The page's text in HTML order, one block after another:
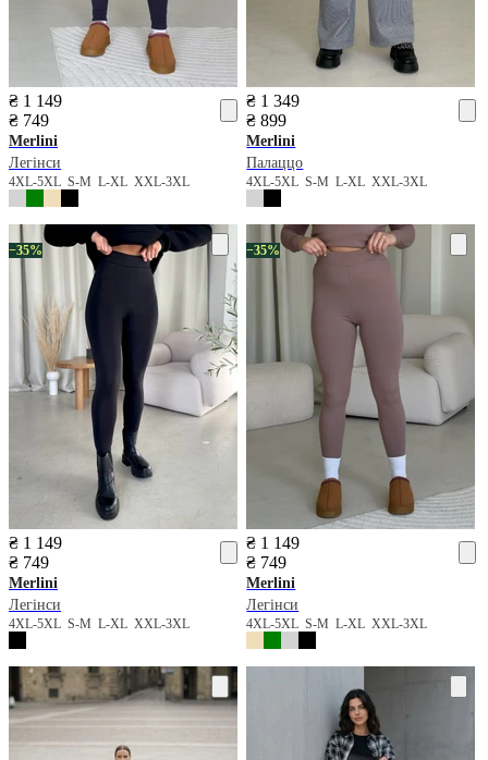
₴ 1 149
₴ 749
Merlini
Легінси
4XL-5XL S-M L-XL XXL-3XL
₴ 1 349
₴ 899
Merlini
Палаццо
4XL-5XLS-ML-XLXXL-3XL
−35%
₴ 1 149
₴ 749
Merlini
Легінси
4XL-5XL S-M L-XL XXL-3XL
−35%
₴ 1 149
₴ 749
Merlini
Легінси
4XL-5XLS-ML-XLXXL-3XL